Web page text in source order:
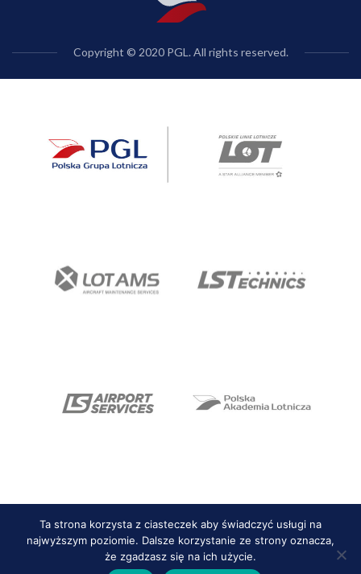
Copyright © 2020 PGL. All rights reserved.
Ta strona korzysta z ciasteczek aby świadczyć usługi na
najwyższym poziomie. Dalsze korzystanie ze strony oznacza,
że zgadzasz się na ich użycie.